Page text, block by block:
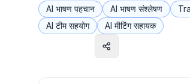
AI भाषण पहचान
AI भाषण संश्लेषण
AI टीम सहयोग
AI मीटिंग सहायक